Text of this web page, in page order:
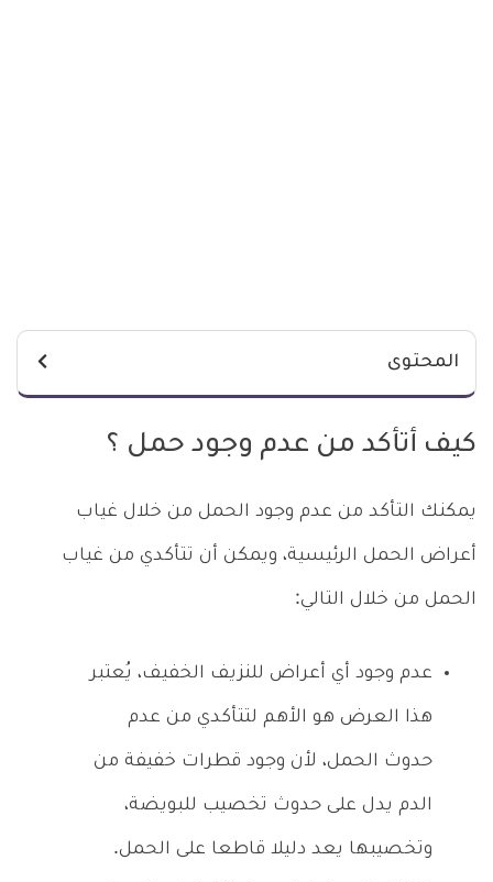
المحتوى
كيف أتأكد من عدم وجود حمل ؟
يمكنك التأكد من عدم وجود الحمل من خلال غياب
أعراض الحمل الرئيسية، ويمكن أن تتأكدي من غياب
الحمل من خلال التالي:
عدم وجود أي أعراض للنزيف الخفيف، يُعتبر
هذا العرض هو الأهم لتتأكدي من عدم
حدوث الحمل، لأن وجود قطرات خفيفة من
الدم يدل على حدوث تخصيب للبويضة،
وتخصيبها يعد دليلا قاطعا على الحمل.